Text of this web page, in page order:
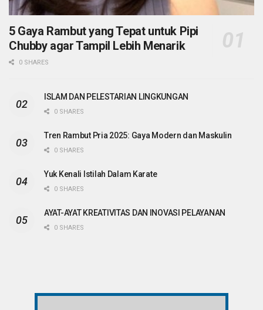
5 Gaya Rambut yang Tepat untuk Pipi
Chubby agar Tampil Lebih Menarik
0 SHARES
ISLAM DAN PELESTARIAN LINGKUNGAN
0 SHARES
Tren Rambut Pria 2025: Gaya Modern dan Maskulin
0 SHARES
Yuk Kenali Istilah Dalam Karate
0 SHARES
AYAT-AYAT KREATIVITAS DAN INOVASI PELAYANAN
0 SHARES